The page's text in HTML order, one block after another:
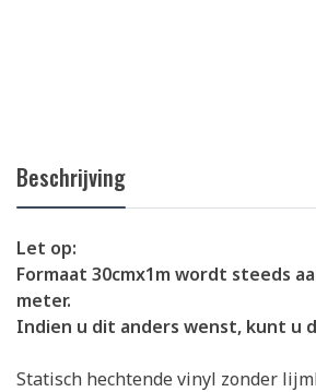
Beschrijving
Let op:
Formaat 30cmx1m wordt steeds
meter.
Indien u dit anders wenst, kunt u
Statisch hechtende vinyl zonder